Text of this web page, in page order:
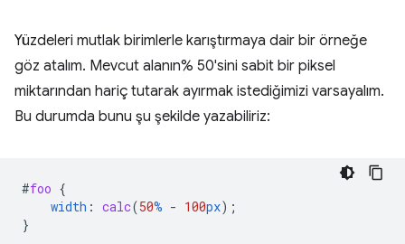
Yüzdeleri mutlak birimlerle karıştırmaya dair bir örneğe
göz atalım. Mevcut alanın% 50'sini sabit bir piksel
miktarından hariç tutarak ayırmak istediğimizi varsayalım.
Bu durumda bunu şu şekilde yazabiliriz:
#foo {
width : calc(50% - 100px);
}